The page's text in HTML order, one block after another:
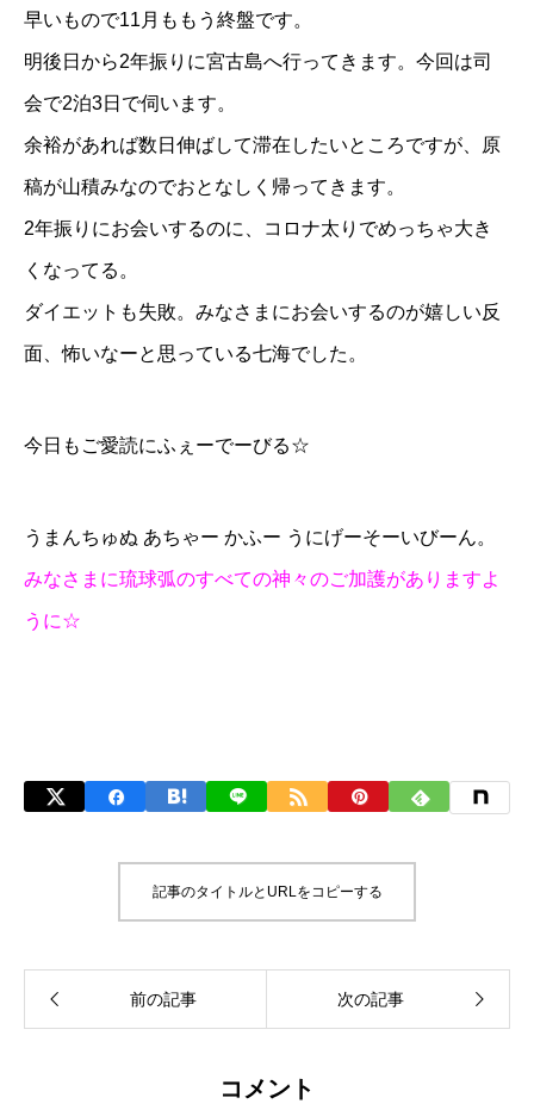
早いもので11月ももう終盤です。
明後日から2年振りに宮古島へ行ってきます。今回は司
会で2泊3日で伺います。
余裕があれば数日伸ばして滞在したいところですが、原
稿が山積みなのでおとなしく帰ってきます。
2年振りにお会いするのに、コロナ太りでめっちゃ大き
くなってる。
ダイエットも失敗。みなさまにお会いするのが嬉しい反
面、怖いなーと思っている七海でした。
今日もご愛読にふぇーでーびる☆
うまんちゅぬ あちゃー かふー うにげーそーいびーん。
みなさまに琉球弧のすべての神々のご加護がありますよ
うに☆
記事のタイトルとURLをコピーする
コメント